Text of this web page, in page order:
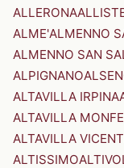
ALLERONA
ALME'ALMENNO
ALMENNO SAN
ALPIGNANO
ALTAVILLA IRPINA
ALTAVILLA
ALTAVILLA
ALTISSIMO